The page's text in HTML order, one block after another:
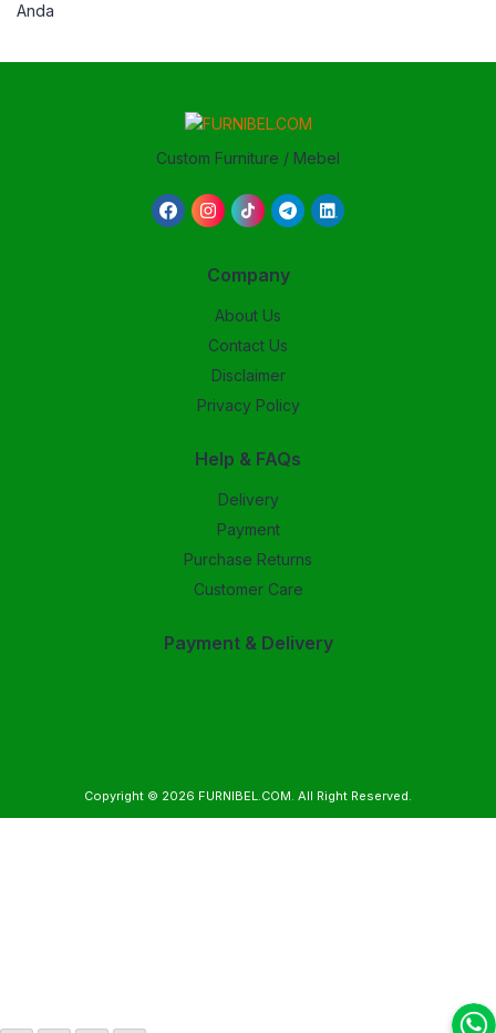
Anda
Custom Furniture / Mebel
Company
About Us
Contact Us
Disclaimer
Privacy Policy
Help & FAQs
Delivery
Payment
Purchase Returns
Customer Care
Payment & Delivery
Copyright © 2026 FURNIBEL.COM. All Right Reserved.